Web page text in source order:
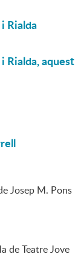
Rialda
Rialda, aquest
Josep M. Pons
de Teatre Jove